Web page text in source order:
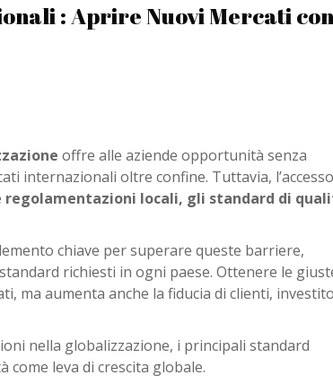
: Aprire Nuovi Mercati
offre alle aziende opportunità senza
internazionali oltre confine. Tuttavia,
regolamentazioni locali, gli standard di
chiave per superare queste barriere,
richiesti in ogni paese. Ottenere le
ma aumenta anche la fiducia di clienti,
nella globalizzazione, i principali standard
leva di crescita globale.